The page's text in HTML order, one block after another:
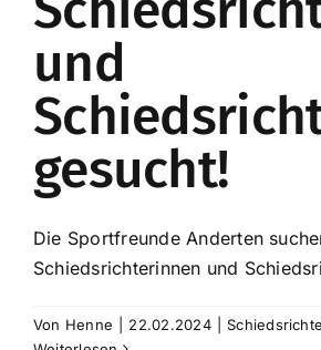
und
gesucht!
Die Sportfreunde Anderten
Schiedsrichterinnen und
Von Henne 22.02.2024